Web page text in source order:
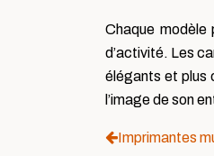
Chaque modèle
d’activité. Les
élégants et plus
l’image de son
Imprimantes